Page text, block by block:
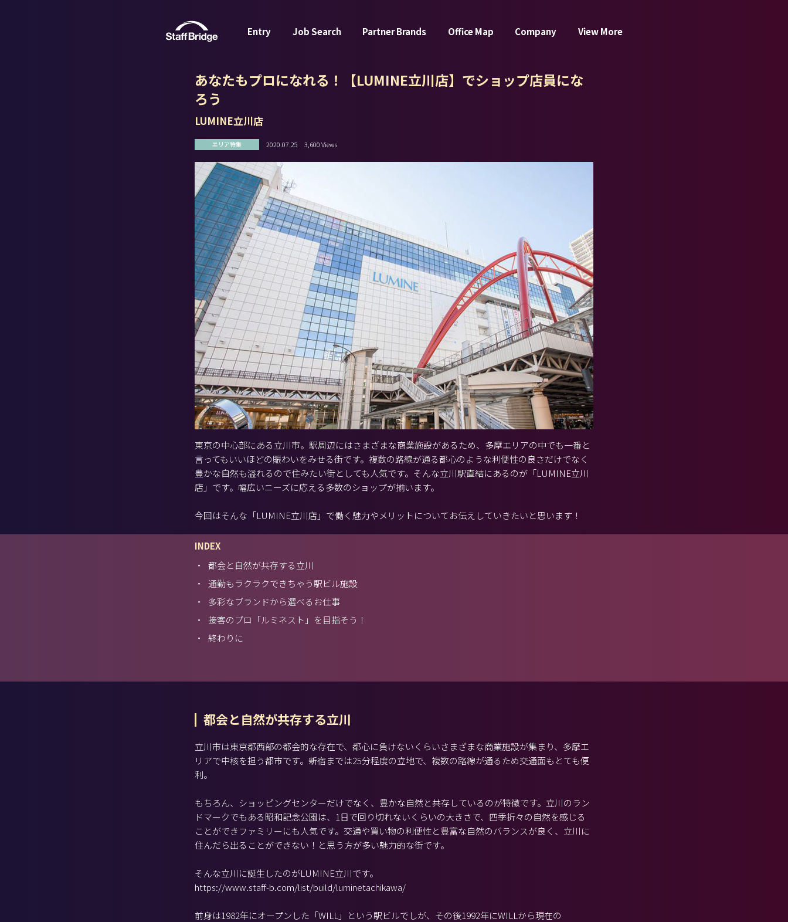
Entry Job Search Partner Brands Office Map Company View More
あなたもプロになれる！【LUMINE立川店】でショップ店員にな
ろう
LUMINE立川店
エリア特集 2020.07.25 3,600 Views
東京の中心部にある立川市。駅周辺にはさまざまな商業施設があるため、多摩エリアの中でも一番と
言ってもいいほどの賑わいをみせる街です。複数の路線が通る都心のような利便性の良さだけでなく
豊かな自然も溢れるので住みたい街としても人気です。そんな立川駅直結にあるのが「LUMINE立川
店」です。幅広いニーズに応える多数のショップが揃います。
今回はそんな「LUMINE立川店」で働く魅力やメリットについてお伝えしていきたいと思います！
INDEX
・
都会と自然が共存する立川
・
通勤もラクラクできちゃう駅ビル施設
・
多彩なブランドから選べるお仕事
・
接客のプロ「ルミネスト」を目指そう！
・
終わりに
都会と自然が共存する立川
立川市は東京都西部の都会的な存在で、都心に負けないくらいさまざまな商業施設が集まり、多摩エ
リアで中核を担う都市です。新宿までは25分程度の立地で、複数の路線が通るため交通面もとても便
利。
もちろん、ショッピングセンターだけでなく、豊かな自然と共存しているのが特徴です。立川のラン
ドマークでもある昭和記念公園は、1日で回り切れないくらいの大きさで、四季折々の自然を感じる
ことができファミリーにも人気です。交通や買い物の利便性と豊富な自然のバランスが良く、立川に
住んだら出ることができない！と思う方が多い魅力的な街です。
そんな立川に誕生したのがLUMINE立川です。
https://www.staff-b.com/list/build/luminetachikawa/
前身は1982年にオープンした「WILL」という駅ビルでしが、その後1992年にWILLから現在の